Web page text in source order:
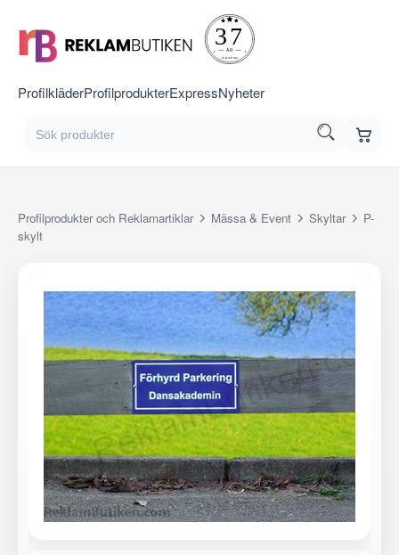
ProfilkläderProfilprodukterExpressNyheter
Profilprodukter och Reklamartiklar Mässa & Event Skyltar
P-
skylt